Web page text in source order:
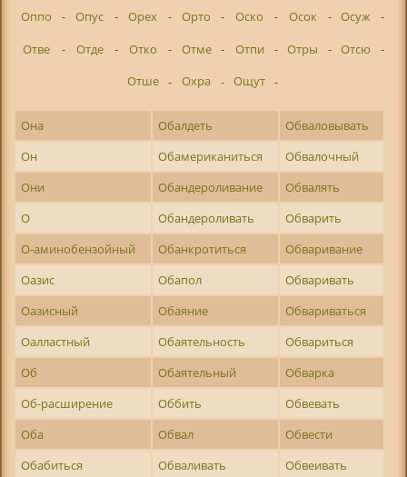
Оппо
- Опус - Орех - Орто - Оско - Осок - Осуж
-
Отве
- Отде - Отко - Отме - Отпи - Отры - Отсю
-
Отше - Охра - Ощут -
Она Обалдеть
Обваловывать
Он
Обамериканиться
Обвалочный
Они
Обандероливание
Обвалять
О
Обандероливать
Обварить
О-аминобензойный
Обанкротиться
Обваривание
Оазис
Обапол
Обваривать
Оазисный
Обаяние
Обвариваться
Оалластный
Обаятельность
Обвариться
Об
Обаятельный
Обварка
Об-расширение
Оббить
Обвевать
Оба
Обвал
Обвести
Обабиться
Обваливать
Обвеивать